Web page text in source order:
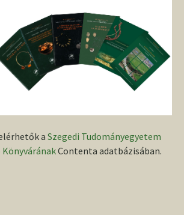
a Szegedi Tudományegyetem
Contenta adatbázisában.
kötetei a világhálón